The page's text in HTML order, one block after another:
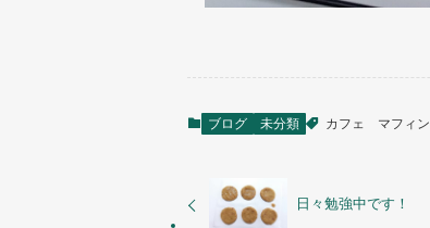
ブログ 未分類 カフェ マフィン
日々勉強中です！